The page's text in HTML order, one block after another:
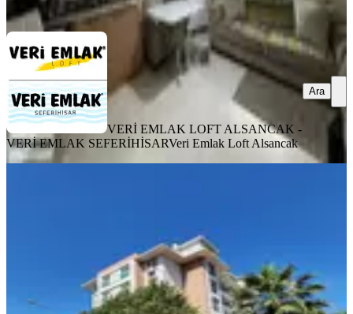
Ara
VERİ EMLAK LOFT ALSANCAK -
VERİ EMLAK SEFERİHİSARVeri Emlak Loft Alsancak
Ara
Buca, Atatürk Mahallesi
1+1·55 m²·3. Kat·13.07.2026
3.950.000 ₺